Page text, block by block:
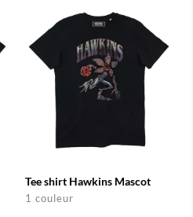
Tee shirt Hawkins Mascot
1 couleur